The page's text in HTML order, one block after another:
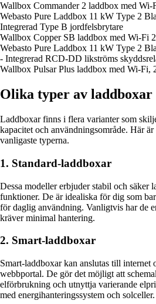
Wallbox Commander 2 laddbox med
Webasto Pure Laddbox 11 kW Type 2
Integrerad Type B jordfelsbrytare
Wallbox Copper SB laddbox med Wi-Fi
Webasto Pure Laddbox 11 kW Type 2
- Integrerad RCD-DD likströms
Wallbox Pulsar Plus laddbox med Wi-Fi,
Olika typer av laddboxar
Laddboxar finns i flera varianter som
kapacitet och användningsområde. Här
vanligaste typerna.
1. Standard-laddboxar
Dessa modeller erbjuder stabil och säker
funktioner. De är idealiska för dig som
för daglig användning. Vanligtvis har de
kräver minimal hantering.
2. Smart-laddboxar
Smart-laddboxar kan anslutas till internet
webbportal. De gör det möjligt att
elförbrukning och utnyttja varierande
med energihanteringssystem och solceller.